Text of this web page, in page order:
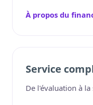
À propos du
Service
De l'évaluation à